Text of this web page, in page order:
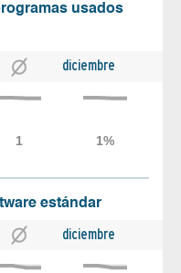
usados
diciembre
estándar
diciembre